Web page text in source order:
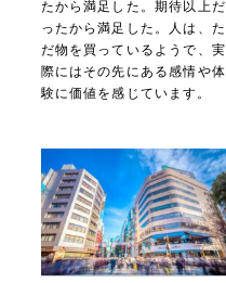
たから満足した。期待以上だ
ったから満足した。人は、た
だ物を買っているようで、実
際にはその先にある感情や体
験に価値を感じています。